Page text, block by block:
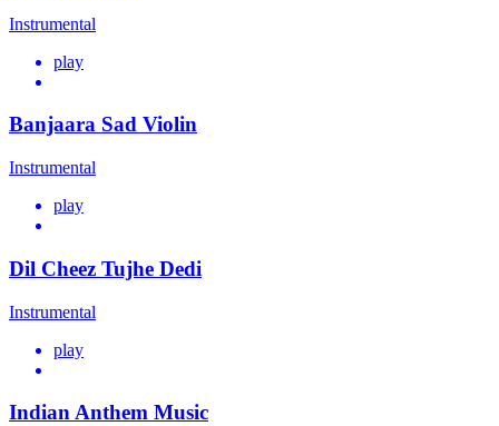
Instrumental
play
Banjaara Sad Violin
Instrumental
play
Dil Cheez Tujhe Dedi
Instrumental
play
Indian Anthem Music